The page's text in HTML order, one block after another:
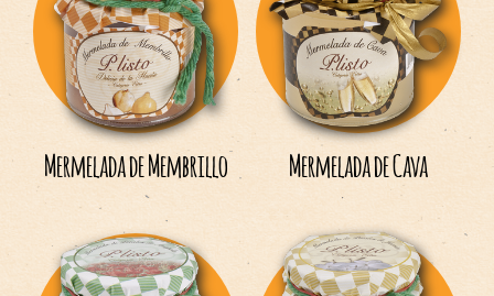
Mermelada de Membrillo Mermelada de Cava